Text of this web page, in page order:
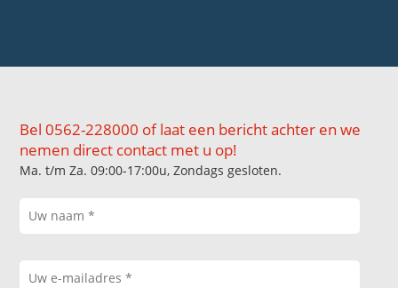
Bel 0562-228000 of laat een bericht achter en we
nemen direct contact met u op!
Ma. t/m Za. 09:00-17:00u, Zondags gesloten.